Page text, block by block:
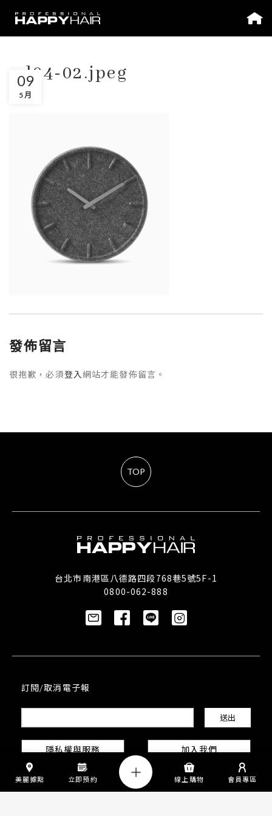
pd04-02.jpeg
09
5 月
發佈留言
很抱歉，必須登入網站才能發佈留言。
TOP
台北市南港區八德路四段768巷5號5F-1
0800-062-888
訂閱/取消電子報
隱私權與服務 加入我們
美麗據點 立即預約 線上購物 會員專區